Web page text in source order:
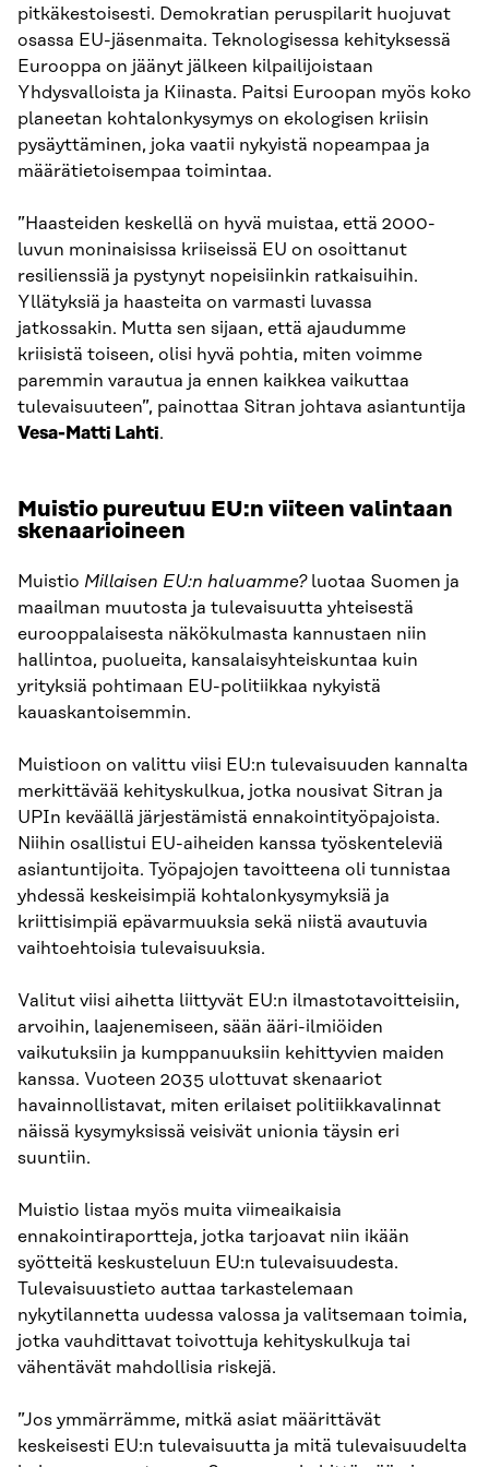
pitkäkestoisesti. Demokratian peruspilarit huojuvat
osassa EU-jäsenmaita. Teknologisessa kehityksessä
Eurooppa on jäänyt jälkeen kilpailijoistaan
Yhdysvalloista ja Kiinasta. Paitsi Euroopan myös koko
planeetan kohtalonkysymys on ekologisen kriisin
pysäyttäminen, joka vaatii nykyistä nopeampaa ja
määrätietoisempaa toimintaa.
”Haasteiden keskellä on hyvä muistaa, että 2000-
luvun moninaisissa kriiseissä EU on osoittanut
resilienssiä ja pystynyt nopeisiinkin ratkaisuihin.
Yllätyksiä ja haasteita on varmasti luvassa
jatkossakin. Mutta sen sijaan, että ajaudumme
kriisistä toiseen, olisi hyvä pohtia, miten voimme
paremmin varautua ja ennen kaikkea vaikuttaa
tulevaisuuteen”, painottaa Sitran johtava asiantuntija
Vesa-Matti Lahti.
Muistio pureutuu EU:n viiteen valintaan
skenaarioineen
Muistio Millaisen EU:n haluamme?luotaa Suomen ja
maailman muutosta ja tulevaisuutta yhteisestä
eurooppalaisesta näkökulmasta kannustaen niin
hallintoa, puolueita, kansalaisyhteiskuntaa kuin
yrityksiä pohtimaan EU-politiikkaa nykyistä
kauaskantoisemmin.
Muistioon on valittu viisi EU:n tulevaisuuden kannalta
merkittävää kehityskulkua, jotka nousivat Sitran ja
UPIn keväällä järjestämistä ennakointityöpajoista.
Niihin osallistui EU-aiheiden kanssa työskenteleviä
asiantuntijoita. Työpajojen tavoitteena oli tunnistaa
yhdessä keskeisimpiä kohtalonkysymyksiä ja
kriittisimpiä epävarmuuksia sekä niistä avautuvia
vaihtoehtoisia tulevaisuuksia.
Valitut viisi aihetta liittyvät EU:n ilmastotavoitteisiin,
arvoihin, laajenemiseen, sään ääri-ilmiöiden
vaikutuksiin ja kumppanuuksiin kehittyvien maiden
kanssa. Vuoteen 2035 ulottuvat skenaariot
havainnollistavat, miten erilaiset politiikkavalinnat
näissä kysymyksissä veisivät unionia täysin eri
suuntiin.
Muistio listaa myös muita viimeaikaisia
ennakointiraportteja, jotka tarjoavat niin ikään
syötteitä keskusteluun EU:n tulevaisuudesta.
Tulevaisuustieto auttaa tarkastelemaan
nykytilannetta uudessa valossa ja valitsemaan toimia,
jotka vauhdittavat toivottuja kehityskulkuja tai
vähentävät mahdollisia riskejä.
”Jos ymmärrämme, mitkä asiat määrittävät
keskeisesti EU:n tulevaisuutta ja mitä tulevaisuudelta